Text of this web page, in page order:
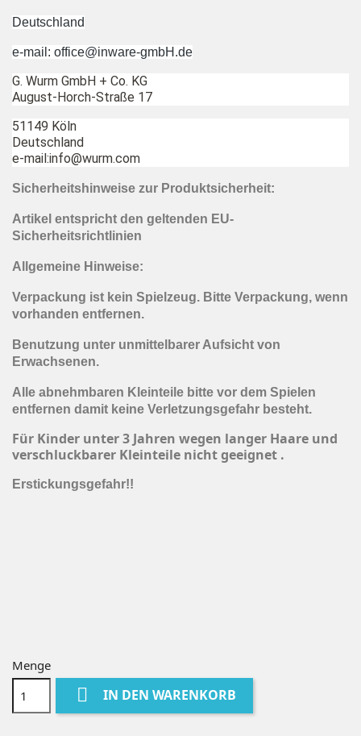
Deutschland
e-mail: office@inware-gmbH.de
G. Wurm GmbH + Co. KG
August-Horch-Straße 17
51149 Köln
Deutschland
e-mail:info@wurm.com
Sicherheitshinweise zur Produktsicherheit:
Artikel entspricht den geltenden EU-
Sicherheitsrichtlinien
Allgemeine Hinweise:
Verpackung ist kein Spielzeug. Bitte Verpackung, wenn
vorhanden entfernen.
Benutzung unter unmittelbarer Aufsicht von
Erwachsenen.
Alle abnehmbaren Kleinteile bitte vor dem Spielen
entfernen damit keine Verletzungsgefahr besteht.
Für Kinder unter 3 Jahren wegen langer Haare und
verschluckbarer Kleinteile nicht geeignet .
Erstickungsgefahr!!
Menge
 IN DEN WARENKORB